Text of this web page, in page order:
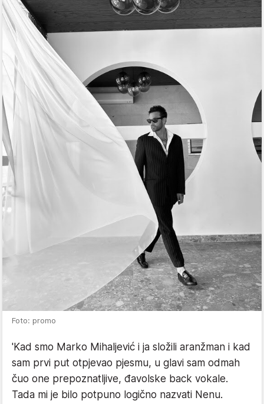
Foto: promo
'Kad smo Marko Mihaljević i ja složili aranžman i kad
sam prvi put otpjevao pjesmu, u glavi sam odmah
čuo one prepoznatljive, đavolske back vokale.
Tada mi je bilo potpuno logično nazvati Nenu.